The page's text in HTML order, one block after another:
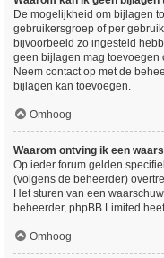
De mogelijkheid om bijlagen
gebruikersgroep of per
bijvoorbeeld zo ingesteld
geen bijlagen mag toevoegen
Neem contact op met de
bijlagen kan toevoegen.
Omhoog
Waarom ontving ik een
Op ieder forum gelden
(volgens de beheerder)
Het sturen van een
beheerder, phpBB Limited
Omhoog